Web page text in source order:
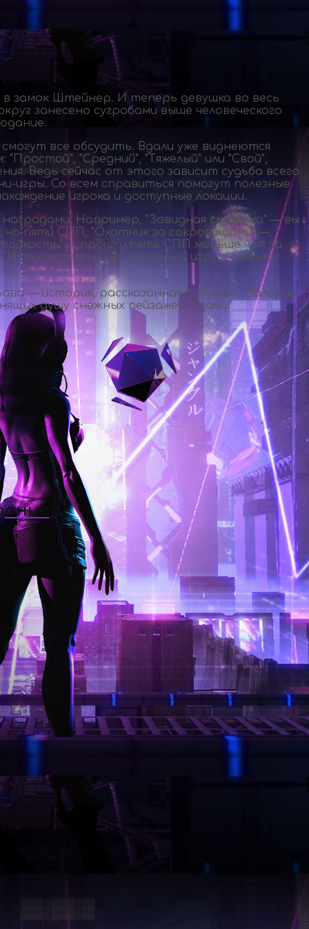
замок Штейнер. И теперь девушка во весь
занесено сугробами выше человеческого
все обсудить. Вдали уже виднеются
"Средний", "Тяжелый" или "Свой",
Ведь сейчас от этого зависит судьба всего
игры. Со всем справиться помогут полезные
игрока и доступные локации.
Например, "Завидная смекалка" — вы
на пяти СПП, "Охотник за сокровищами" —
— прошли пять СПП меньше чем за
величие" — прошли игру в режиме
— история, рассказанная бабушкой Валерии.
душу снежных пейзажей. Удачи!